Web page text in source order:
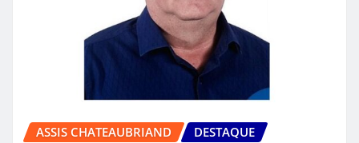
ASSIS CHATEAUBRIAND DESTAQUE